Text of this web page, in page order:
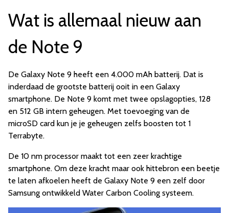
Wat is allemaal nieuw aan
de Note 9
De Galaxy Note 9 heeft een 4.000 mAh batterij. Dat is
inderdaad de grootste batterij ooit in een Galaxy
smartphone. De Note 9 komt met twee opslagopties, 128
en 512 GB intern geheugen. Met toevoeging van de
microSD card kun je je geheugen zelfs boosten tot 1
Terrabyte.
De 10 nm processor maakt tot een zeer krachtige
smartphone. Om deze kracht maar ook hittebron een beetje
te laten afkoelen heeft de Galaxy Note 9 een zelf door
Samsung ontwikkeld Water Carbon Cooling systeem.